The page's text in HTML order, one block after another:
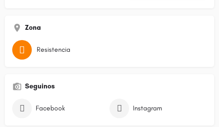
Zona
Resistencia
Seguinos
Facebook Instagram